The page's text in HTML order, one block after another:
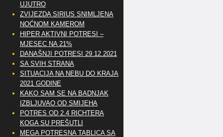
UJUTRO
ZVIJEZDA SIRIUS SNIMLJENA
NOĆNOM KAMEROM
HIPER AKTIVNI POTRESI –
MJESEC NA 21%
DANAŠNJI POTRESI 29.12.2021
SA SVIH STRANA
SITUACIJA NA NEBU DO KRAJA
2021 GODINE
KAKO SAM SE NA BADNJAK
IZBLJUVAO OD SMIJEHA
POTRES OD 2.4 RICHTERA
KOGA SU PREŠUTLI
MEGA POTRESNA TABLICA SA